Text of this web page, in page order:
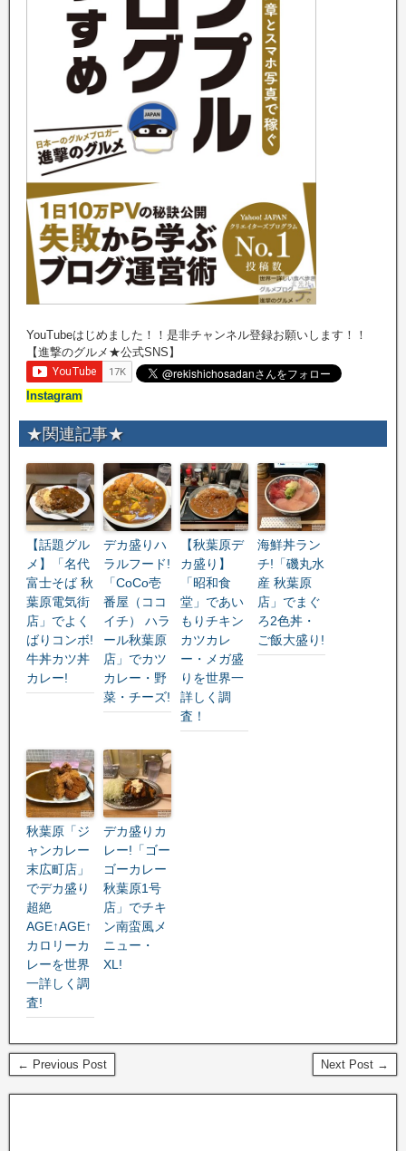
YouTubeはじめました！！是非チャンネル登録お願いします！！
【進撃のグルメ★公式SNS】
Instagram
★関連記事★
【話題グル
メ】「名代
富士そば 秋
葉原電気街
店」でよく
ばりコンボ!
牛丼カツ丼
カレー!
デカ盛りハ
ラルフード!
「CoCo壱
番屋（ココ
イチ） ハラ
ール秋葉原
店」でカツ
カレー・野
菜・チーズ!
【秋葉原デ
カ盛り】
「昭和食
堂」であい
もりチキン
カツカレ
ー・メガ盛
りを世界一
詳しく調
査！
海鮮丼ラン
チ!「磯丸水
産 秋葉原
店」でまぐ
ろ2色丼・
ご飯大盛り!
秋葉原「ジ
ャンカレー
末広町店」
でデカ盛り
超絶
AGE↑AGE↑
カロリーカ
レーを世界
一詳しく調
査!
デカ盛りカ
レー!「ゴー
ゴーカレー
秋葉原1号
店」でチキ
ン南蛮風メ
ニュー・
XL!
← Previous Post Next Post →